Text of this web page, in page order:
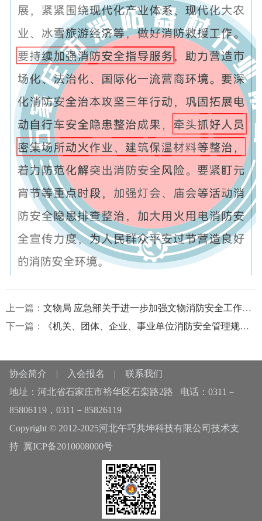
上一篇： 文物局 应急部关于进一步加强文物消防安全工作的指导意见
下一篇：
《机关、团体、企业、事业单位消防安全管理规定》
协会简介 | 入会报名 | 联系我们
地址：河北省石家庄市裕华区石栾路2路 电话：0311－
85806119，0311－85826119
Copyright © 2012-2025河北午巧共坤科技有限公司技术支
持 冀ICP备2010008000号